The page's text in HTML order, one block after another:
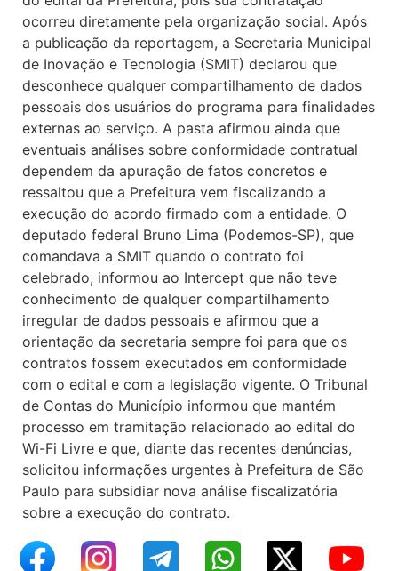
ocorreu diretamente pela organização social. Após
a publicação da reportagem, a Secretaria Municipal
de Inovação e Tecnologia (SMIT) declarou que
desconhece qualquer compartilhamento de dados
pessoais dos usuários do programa para finalidades
externas ao serviço. A pasta afirmou ainda que
eventuais análises sobre conformidade contratual
dependem da apuração de fatos concretos e
ressaltou que a Prefeitura vem fiscalizando a
execução do acordo firmado com a entidade. O
deputado federal Bruno Lima (Podemos-SP), que
comandava a SMIT quando o contrato foi
celebrado, informou ao Intercept que não teve
conhecimento de qualquer compartilhamento
irregular de dados pessoais e afirmou que a
orientação da secretaria sempre foi para que os
contratos fossem executados em conformidade
com o edital e com a legislação vigente. O Tribunal
de Contas do Município informou que mantém
processo em tramitação relacionado ao edital do
Wi-Fi Livre e que, diante das recentes denúncias,
solicitou informações urgentes à Prefeitura de São
Paulo para subsidiar nova análise fiscalizatória
sobre a execução do contrato.